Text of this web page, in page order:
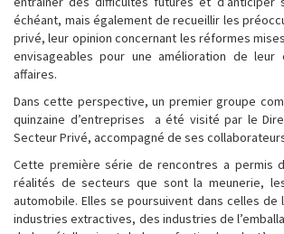
échéant, mais également de recueillir les
privé, leur opinion concernant les réformes
envisageables pour une amélioration de leur
affaires.
Dans cette perspective, un premier groupe
quinzaine d’entreprises a été visité par le
Secteur Privé, accompagné de ses
Cette première série de rencontres a permis
réalités de secteurs que sont la meunerie,
automobile. Elles se poursuivent dans celles de
industries extractives, des industries de